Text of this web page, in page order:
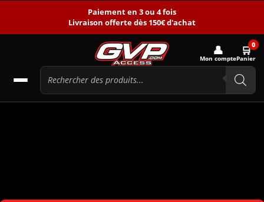
Paiement en 3 ou 4 fois
Livraison offerte dès 150€ d'achat
👤
Mon compte
🛒0
Panier